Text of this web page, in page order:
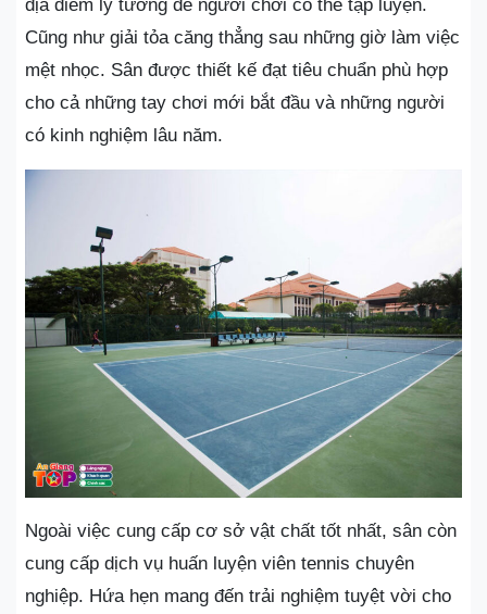
địa điểm lý tưởng để người chơi có thể tập luyện.
Cũng như giải tỏa căng thẳng sau những giờ làm việc
mệt nhọc. Sân được thiết kế đạt tiêu chuẩn phù hợp
cho cả những tay chơi mới bắt đầu và những người
có kinh nghiệm lâu năm.
Ngoài việc cung cấp cơ sở vật chất tốt nhất, sân còn
cung cấp dịch vụ huấn luyện viên tennis chuyên
nghiệp. Hứa hẹn mang đến trải nghiệm tuyệt vời cho